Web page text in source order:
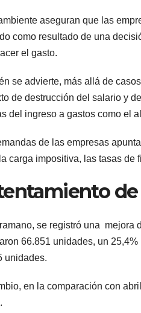
aseguran que las
como resultado de una
el gasto.
se advierte, más allá de
de destrucción del salario y
del ingreso a gastos como el
de las empresas
carga impositiva, las tasas de
se registró una mejora
66.851 unidades, un
unidades.
en la comparación con